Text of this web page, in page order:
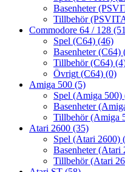
Basenheter
Tillbehör
Commodore 64 / 128
Spel (C64) (46)
Basenheter (C64)
Tillbehör (C64)
Övrigt (C64) (0)
Amiga 500 (5)
Spel (Amiga 500)
Basenheter
Tillbehör (Amiga
Atari 2600 (35)
Spel (Atari 2600)
Basenheter (Atari
Tillbehör (Atari